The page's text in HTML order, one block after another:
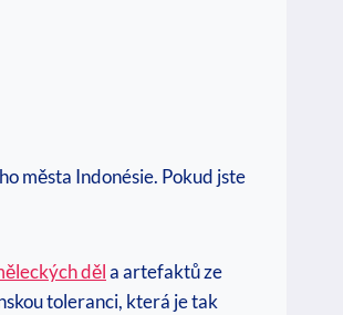
města Indonésie. Pokud jste
děla artefaktů ze
toleranci, která je tak